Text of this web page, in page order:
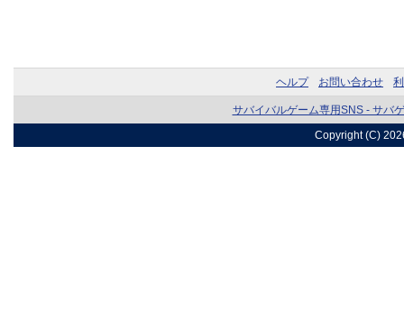
ヘルプ お問い合わせ
サバイバルゲーム専用SNS - サバ
Copyright (C)